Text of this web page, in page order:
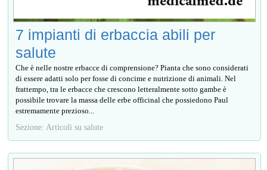
7 impianti di erbaccia abili per
salute
Che è nelle nostre erbacce di comprensione? Pianta che sono considerati
di essere adatti solo per fosse di concime e nutrizione di animali. Nel
frattempo, tra le erbacce che crescono letteralmente sotto gambe è
possibile trovare la massa delle erbe officinal che possiedono Paul
estremamente prezioso...
Sezione: Articoli su salute